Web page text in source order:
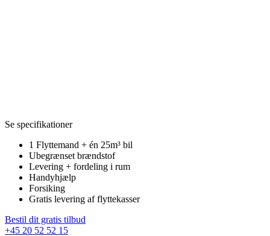
Se specifikationer
1 Flyttemand + én 25m³ bil
Ubegrænset brændstof
Levering + fordeling i rum
Handyhjælp
Forsiking
Gratis levering af flyttekasser
Bestil dit gratis tilbud
+45 20 52 52 15